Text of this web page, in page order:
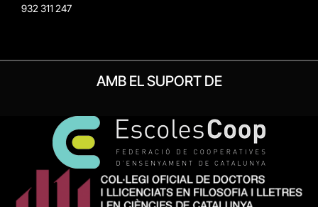
932 311 247
AMB EL SUPORT DE